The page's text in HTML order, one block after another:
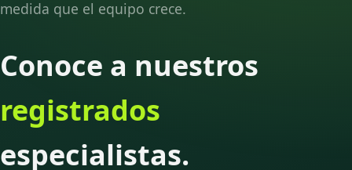
medida que el equipo crece.
Conoce a nuestros
registrados
especialistas.